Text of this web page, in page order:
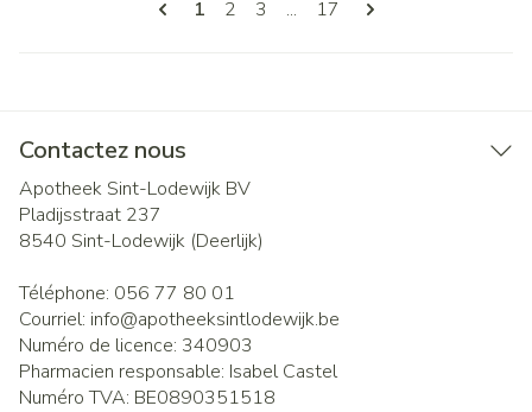
Vous lisez actuellement la page
1 Page
2 Page
3 ... Page
17
Contactez nous
Apotheek Sint-Lodewijk BV
Pladijsstraat 237
8540 Sint-Lodewijk (Deerlijk)
Téléphone: 056 77 80 01
Courriel: info@apotheeksintlodewijk.be
Numéro de licence: 340903
Pharmacien responsable: Isabel Castel
Numéro TVA: BE0890351518